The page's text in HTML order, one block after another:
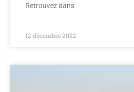
Retrouvez dans
12 décembre 2022